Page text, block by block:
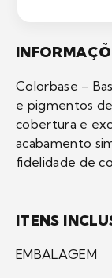
Colorbase –
e pigmentos
cobertura e
acabamento
fidelidade de
ITENS
EMBALAGEM